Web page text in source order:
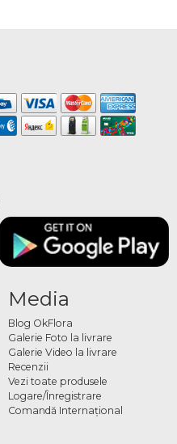
Media
Blog OkFlora
Galerie Foto la livrare
Galerie Video la livrare
Recenzii
Vezi toate produsele
Logare/Înregistrare
Comandă Internațional